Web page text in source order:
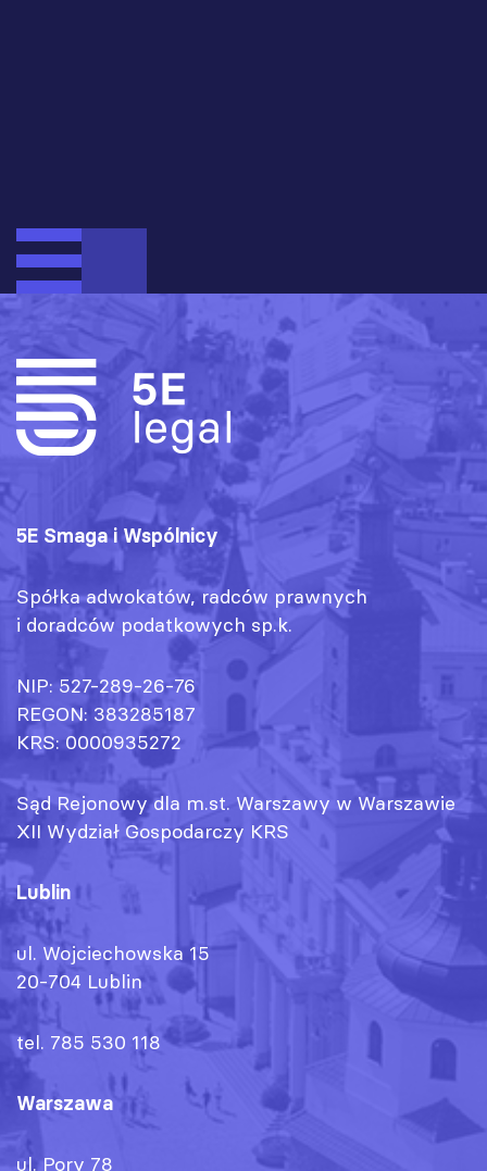
5E Smaga i Wspólnicy
Spółka adwokatów, radców prawnych
i doradców podatkowych sp.k.
NIP: 527-289-26-76
REGON: 383285187
KRS: 0000935272
Sąd Rejonowy dla m.st. Warszawy w Warszawie
XII Wydział Gospodarczy KRS
Lublin
ul. Wojciechowska 15
20-704 Lublin
tel. 785 530 118
Warszawa
ul. Pory 78